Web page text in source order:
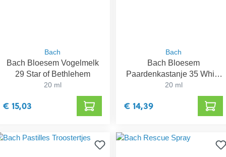
Bach
Bach Bloesem Vogelmelk
29 Star of Bethlehem
20 ml
€ 15,03
Bach
Bach Bloesem
Paardenkastanje 35 White
Chestnut
20 ml
€ 14,39